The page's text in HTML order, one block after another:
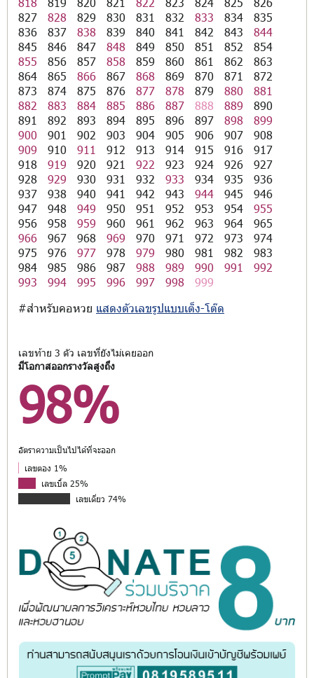
827
828 829 830 831 832 833 834
835
836
837 838 839 840 841 842 843
844
845
846 847 848 849 850 851 852
854
855
856 857 858 859 860 861 862
863
864
865 866 867 868 869 870 871
872
873
874 875 876 877 878 879 880
881
882
883 884 885 886 887 888 889
890
891
892 893 894 895 896 897 898
899
900
901 902 903 904 905 906 907
908
909
910 911 912 913 914 915 916
917
918
919 920 921 922 923 924 926
927
928
929 930 931 932 933 934 935
936
937
938 940 941 942 943 944 945
946
947
948 949 950 951 952 953 954
955
956
958 959 960 961 962 963 964
965
966
967 968 969 970 971 972 973
974
975
976 977 978 979 980 981 982
983
984
985 986 987 988 989 990 991
992
993
994 995 996 997 998
999
#สำหรับคอหวย แสดงตัวเลขรูปแบบเต็ง-โต๊ด
เลขท้าย 3 ตัว เลขที่ยังไม่เคยออก
มีโอกาสออกรางวัลสูงถึง
98%
อัตราความเป็นไปได้ที่จะออก
เลขตอง 1%
เลขเบิ้ล 25%
เลขเดี่ยว 74%